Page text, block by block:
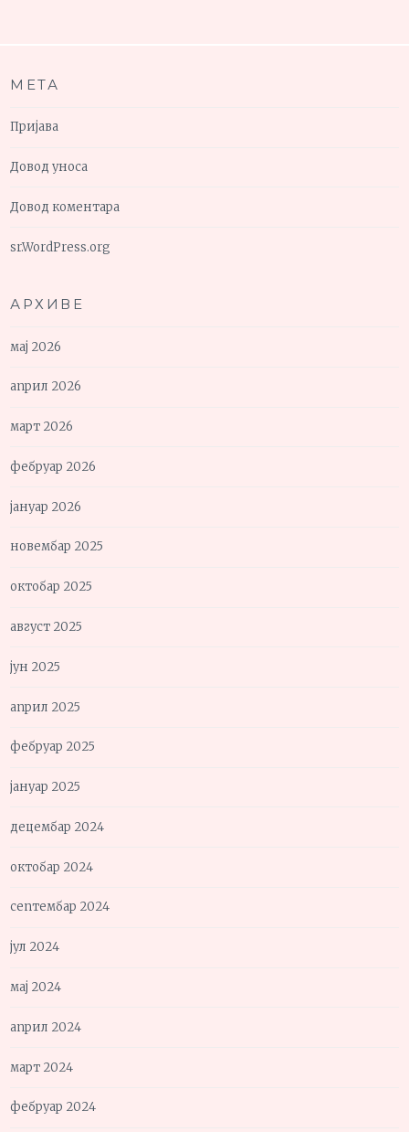
МЕТА
Пријава
Довод уноса
Довод коментара
sr.WordPress.org
АРХИВЕ
мај 2026
април 2026
март 2026
фебруар 2026
јануар 2026
новембар 2025
октобар 2025
август 2025
јун 2025
април 2025
фебруар 2025
јануар 2025
децембар 2024
октобар 2024
септембар 2024
јул 2024
мај 2024
април 2024
март 2024
фебруар 2024